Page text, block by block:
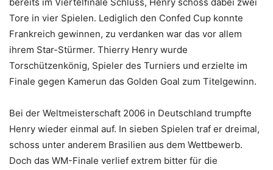
Tore in vier Spielen. Lediglich den Confed Cup konnte
Frankreich gewinnen, zu verdanken war das vor allem
ihrem Star-Stürmer. Thierry Henry wurde
Torschützenkönig, Spieler des Turniers und erzielte im
Finale gegen Kamerun das Golden Goal zum Titelgewinn.
Bei der Weltmeisterschaft 2006 in Deutschland trumpfte
Henry wieder einmal auf. In sieben Spielen traf er dreimal,
schoss unter anderem Brasilien aus dem Wettbewerb.
Doch das WM-Finale verlief extrem bitter für die